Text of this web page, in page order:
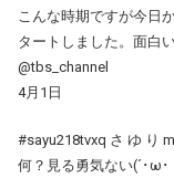
こんな時期ですが今日
タートしました。面白
@tbs_channel
4月1日
#sayu218tvxq さ ゆ り
何？見る勇気ない(´･ω･